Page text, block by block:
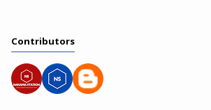
Contributors